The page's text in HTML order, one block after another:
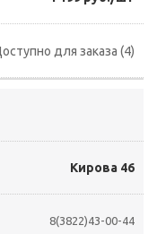
для заказа (4)
Кирова 46
8(3822)43-00-44